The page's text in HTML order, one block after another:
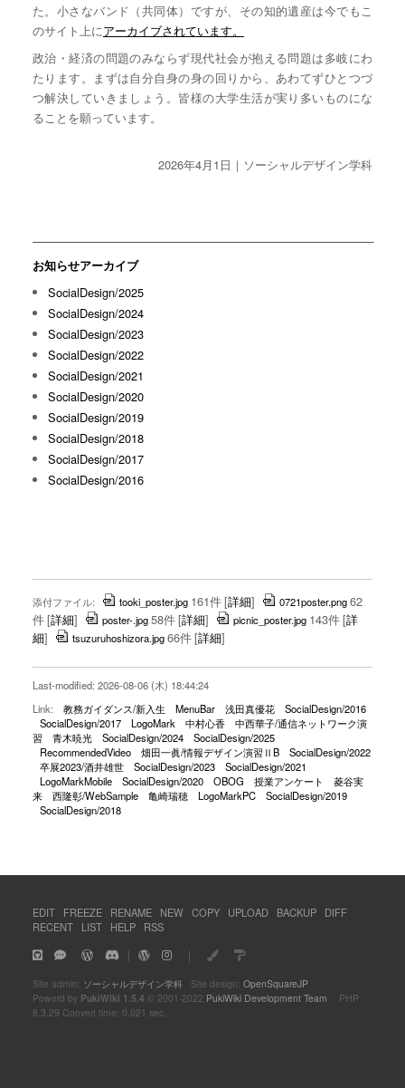
た。小さなバンド（共同体）ですが、その知的遺産は今でもこ
のサイト上にアーカイブされています。
政治・経済の問題のみならず現代社会が抱える問題は多岐にわ
たります。まずは自分自身の身の回りから、あわてずひとつづ
つ解決していきましょう。皆様の大学生活が実り多いものにな
ることを願っています。
2026年4月1日｜ソーシャルデザイン学科
お知らせアーカイブ
SocialDesign/2025
SocialDesign/2024
SocialDesign/2023
SocialDesign/2022
SocialDesign/2021
SocialDesign/2020
SocialDesign/2019
SocialDesign/2018
SocialDesign/2017
SocialDesign/2016
添付ファイル: tooki_poster.jpg 161件[詳細] 0721poster.png62
件[詳細] poster-.jpg58件[詳細] picnic_poster.jpg 143件[詳
細] tsuzuruhoshizora.jpg66件[詳細]
Last-modified: 2026-08-06 (木) 18:44:24
Link:
教務ガイダンス/新入生 MenuBar 浅田真優花
SocialDesign/2016
SocialDesign/2017
LogoMark 中村心香
中西華子/通信ネットワーク演
習
青木暁光 SocialDesign/2024
SocialDesign/2025
RecommendedVideo
畑田一眞/情報デザイン演習ⅡB
SocialDesign/2022
卒展2023/酒井雄世
SocialDesign/2023
SocialDesign/2021
LogoMarkMobile
SocialDesign/2020 OBOG 授業アンケート
菱谷実
来
西隆彰/WebSample 亀崎瑞穂 LogoMarkPC
SocialDesign/2019
SocialDesign/2018
EDIT FREEZE RENAME NEW COPY UPLOAD BACKUP
DIFF
RECENT
LIST HELP RSS
｜ ｜
Site admin: ソーシャルデザイン学科Site design: OpenSquareJP
Powerd by PukiWiki 1.5.4 © 2001-2022 PukiWiki Development Team PHP
8.3.29 Convert time: 0.021 sec.